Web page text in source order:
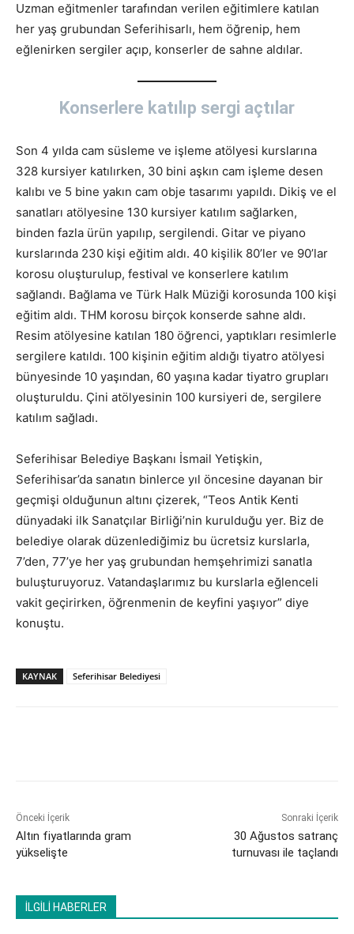
Uzman eğitmenler tarafından verilen eğitimlere katılan
her yaş grubundan Seferihisarlı, hem öğrenip, hem
eğlenirken sergiler açıp, konserler de sahne aldılar.
Konserlere katılıp sergi açtılar
Son 4 yılda cam süsleme ve işleme atölyesi kurslarına
328 kursiyer katılırken, 30 bini aşkın cam işleme desen
kalıbı ve 5 bine yakın cam obje tasarımı yapıldı. Dikiş ve el
sanatları atölyesine 130 kursiyer katılım sağlarken,
binden fazla ürün yapılıp, sergilendi. Gitar ve piyano
kurslarında 230 kişi eğitim aldı. 40 kişilik 80’ler ve 90’lar
korosu oluşturulup, festival ve konserlere katılım
sağlandı. Bağlama ve Türk Halk Müziği korosunda 100 kişi
eğitim aldı. THM korosu birçok konserde sahne aldı.
Resim atölyesine katılan 180 öğrenci, yaptıkları resimlerle
sergilere katıldı. 100 kişinin eğitim aldığı tiyatro atölyesi
bünyesinde 10 yaşından, 60 yaşına kadar tiyatro grupları
oluşturuldu. Çini atölyesinin 100 kursiyeri de, sergilere
katılım sağladı.
Seferihisar Belediye Başkanı İsmail Yetişkin,
Seferihisar’da sanatın binlerce yıl öncesine dayanan bir
geçmişi olduğunun altını çizerek, “Teos Antik Kenti
dünyadaki ilk Sanatçılar Birliği’nin kurulduğu yer. Biz de
belediye olarak düzenlediğimiz bu ücretsiz kurslarla,
7’den, 77’ye her yaş grubundan hemşehrimizi sanatla
buluşturuyoruz. Vatandaşlarımız bu kurslarla eğlenceli
vakit geçirirken, öğrenmenin de keyfini yaşıyor” diye
konuştu.
KAYNAK Seferihisar Belediyesi
Önceki İçerik
Altın fiyatlarında gram
yükselişte
Sonraki İçerik
30 Ağustos satranç
turnuvası ile taçlandı
İLGİLİ HABERLER